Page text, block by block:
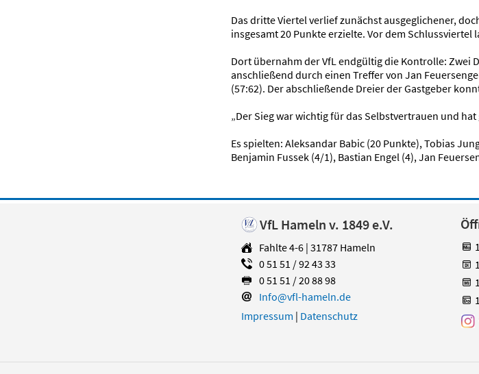
Das dritte Viertel verlief zunächst ausgeglichener,
insgesamt 20 Punkte erzielte. Vor dem Schlussviertel
Dort übernahm der VfL endgültig die Kontrolle: Zwei
anschließend durch einen Treffer von Jan
(57:62). Der abschließende Dreier der Gastgeber
„Der Sieg war wichtig für das Selbstvertrauen und
Es spielten: Aleksandar Babic (20 Punkte), Tobias
Benjamin Fussek (4/1), Bastian Engel (4), Jan
VfL Hameln v. 1849 e.V.
Fahlte 4-6 | 31787 Hameln
0 51 51 / 92 43 33
0 51 51 / 20 88 98
Info@vfl-hameln.de
Impressum | Datenschutz